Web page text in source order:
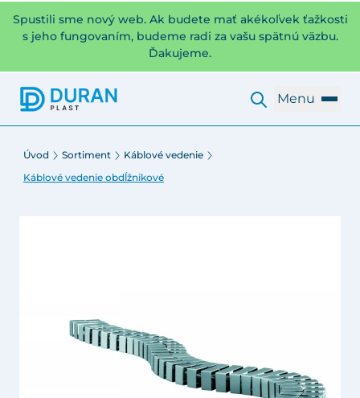
Spustili sme nový web. Ak budete mať akékoľvek ťažkosti
s jeho fungovaním, budeme radi za vašu spätnú väzbu.
Ďakujeme.
Menu
Úvod Sortiment
Káblové vedenie
Káblové vedenie obdĺžnikové